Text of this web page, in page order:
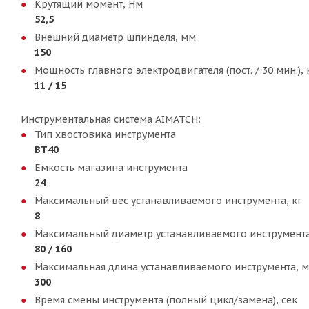
Крутящий момент, Нм
52,5
Внешний диаметр шпинделя, мм
150
Мощность главного электродвигателя (пост. / 30 мин.),
11 / 15
Инструментальная система AIMATCH:
Тип хвостовика инструмента
ВТ40
Емкость магазина инструмента
24
Максимальный вес устанавливаемого инструмента, кг
8
Максимальный диаметр устанавливаемого
80 / 160
Максимальная длина устанавливаемого инструмента,
300
Время смены инструмента (полный цикл/замена), сек